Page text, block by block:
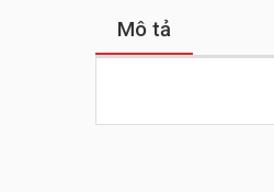
Mô tả